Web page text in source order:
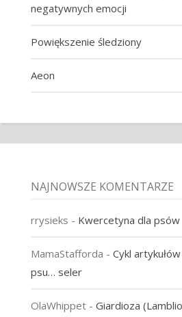
negatywnych emocji
Powiększenie śledziony
Aeon
NAJNOWSZE KOMENTARZE
rrysieks - Kwercetyna dla psów
MamaStafforda - Cykl
psu… seler
OlaWhippet- Giardioza